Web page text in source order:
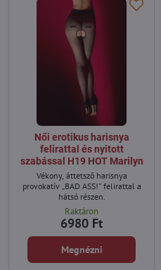
Női erotikus harisnya
felirattal és nyitott
szabással H19 HOT Marilyn
Vékony, áttetsző harisnya
provokatív „BAD ASS!" felirattal a
hátsó részen.
Raktáron
6980 Ft
Megnézni